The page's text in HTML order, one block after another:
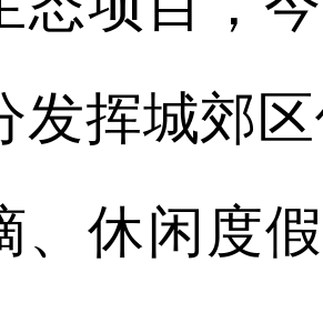
发挥城郊
、休闲度